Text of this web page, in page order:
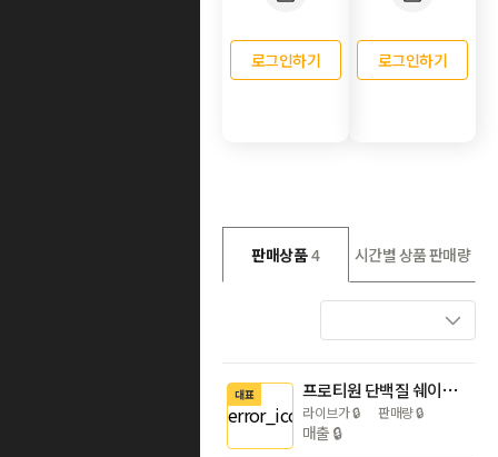
로그인하기 로그인하기
판매상품 4 시간별 상품 판매량
대표 프로티원 단백질 쉐이크 2통 곡물 맛 외 5종 다이어트 식사대용 프로틴 보충제 파우더 한끼 맛있는
라이브가🔒 판매량🔒
매출 🔒